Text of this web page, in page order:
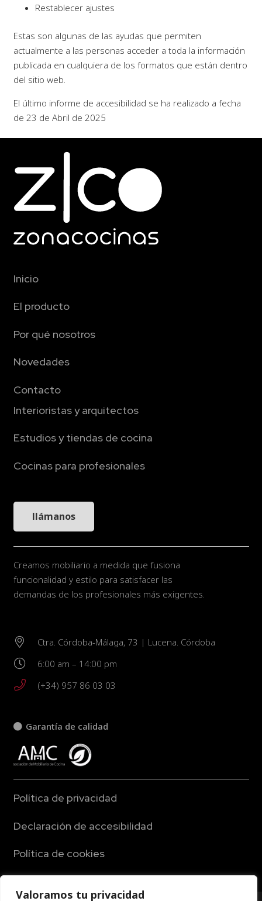
Valoramos tu privacidad
Restablecer ajustes
Estas son algunas de las ayudas que permiten
actualmente a las personas acceder a toda la información
publicada en cualquiera de los formatos que están dentro
del sitio web.
El último informe de accesibilidad se ha realizado a fecha
de 23 de Abril de 2025
Inicio
El producto
Por qué nosotros
Novedades
Contacto
Interioristas y arquitectos
Estudios y tiendas de cocina
Cocinas para profesionales
llámanos
Creamos mobiliario a medida que fusiona
funcionalidad y estilo para satisfacer las
demandas de los profesionales más exigentes.
Ctra. Córdoba-Málaga, 73 | Lucena. Córdoba
6:00 am – 14:00 pm
(+34) 957 86 03 03
Garantía de calidad
Política de privacidad
Declaración de accesibilidad
Política de cookies
© Todos los derechos reservados. Diseño gráfico y web